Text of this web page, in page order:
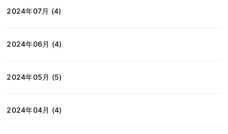
2024年07月 (4)
2024年06月 (4)
2024年05月 (5)
2024年04月 (4)